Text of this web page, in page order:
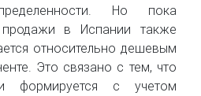
Но пока
продажи в Испании также
относительно дешевым
Это связано с тем, что
формируется с учетом